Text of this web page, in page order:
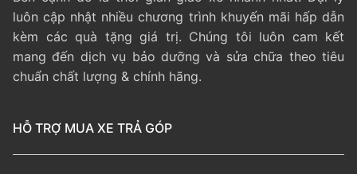
luôn cập nhật nhiều chương trình khuyến mãi hấp dẫn
kèm các quà tặng giá trị. Chúng tôi luôn cam kết
mang đến dịch vụ bảo dưỡng và sửa chữa theo tiêu
chuẩn chất lượng & chính hãng.
HỖ TRỢ MUA XE TRẢ GÓP